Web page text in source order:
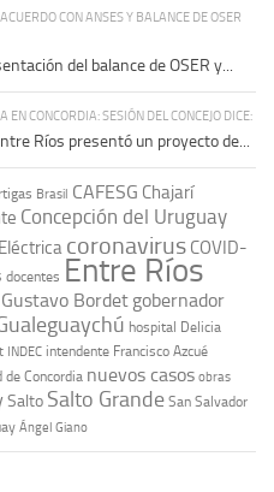
CON ANSES Y BALANCE DE OSER
del balance de OSER y...
CONCORDIA: SESIÓN DEL CONCEJO DICE:
Ríos presentó un proyecto de...
Brasil CAFESG Chajarí
Concepción del Uruguay
coronavirus COVID-
docentes Entre Ríos
Bordet gobernador
hospital Delicia
INDEC intendente Francisco Azcué
de Concordia nuevos casos obras
Salto Salto Grande San Salvador
Ángel Giano